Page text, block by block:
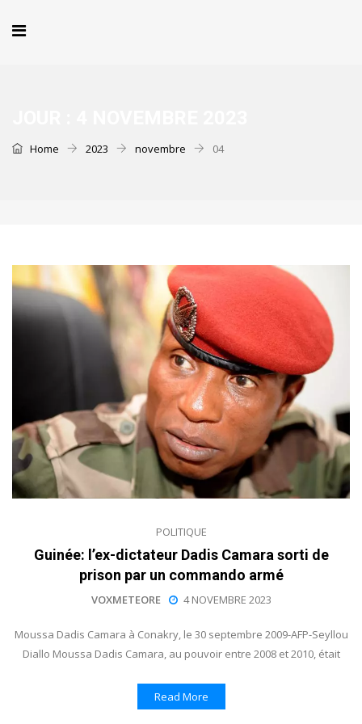
Home 2023 novembre 04
POLITIQUE
Guinée: l’ex-dictateur Dadis Camara sorti de
prison par un commando armé
VOXMETEORE 4 NOVEMBRE 2023
Moussa Dadis Camara à Conakry, le 30 septembre 2009-AFP-Seyllou
Diallo Moussa Dadis Camara, au pouvoir entre 2008 et 2010, était
Read More